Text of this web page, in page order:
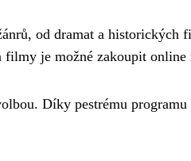
od dramat a
je možné zakoupit online
Díky pestrému